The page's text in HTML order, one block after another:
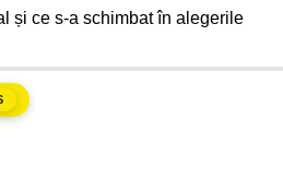
și ce s-a schimbat în alegerile